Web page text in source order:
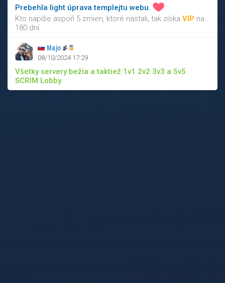
Prebehla light úprava templejtu webu.
Kto napíše aspoň 5 zmien, ktoré nastali, tak získa VIP na
180 dní.
Majo
08/10/2024 17:29
Všetky servery bežia a taktiež 1v1 2v2 3v3 a 5v5
SCRIM Lobby.